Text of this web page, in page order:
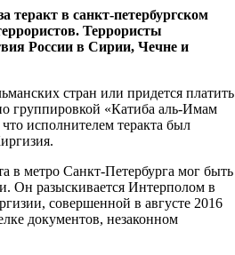
теракт в санкт-петербургском
Террористы
России в Сирии, Чечне и
стран или придется платить
группировкой «Катиба аль-Имам
исполнителем теракта был
в метро Санкт-Петербурга мог быть
Он разыскивается Интерполом в
совершенной в августе 2016
документов, незаконном